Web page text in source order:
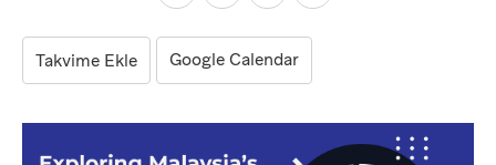
Google Calendar